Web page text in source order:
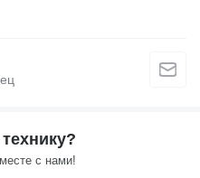
с нами!